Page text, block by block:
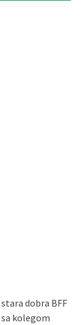
dobra BFF
kolegom